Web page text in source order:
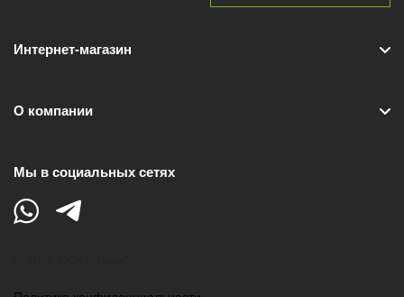
Интернет-магазин
О компании
Мы в социальных сетях